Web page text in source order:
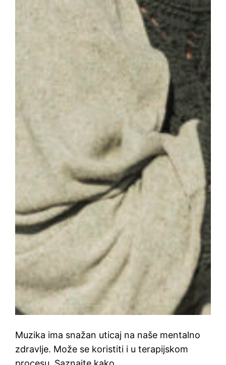
Muzika ima snažan uticaj na naše mentalno
zdravlje. Može se koristiti i u terapijskom